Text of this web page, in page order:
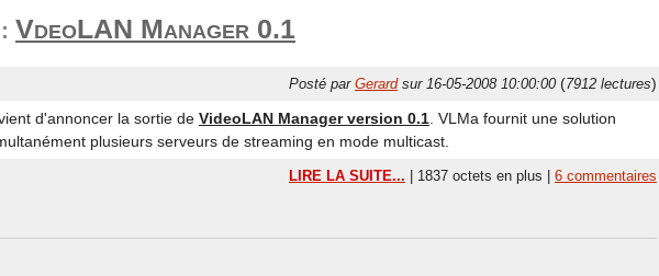
: VdeoLAN Manager 0.1
Posté par Gerard sur 16-05-2008 10:00:00 (7912 lectures)
d'annoncer la sortie de VideoLAN Manager version 0.1 . VLMa fournit une solution
plusieurs serveurs de streaming en mode multicast.
LIRE LA SUITE... | 1837 octets en plus | 6 commentaires